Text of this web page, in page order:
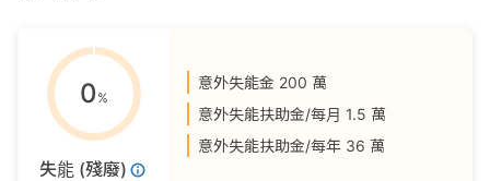
0 %
失能 (殘廢)
意外失能金 200 萬
意外失能扶助金/每月 1.5 萬
意外失能扶助金/每年 36 萬